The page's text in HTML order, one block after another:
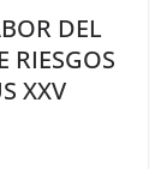
DEL
RIESGOS
XXV